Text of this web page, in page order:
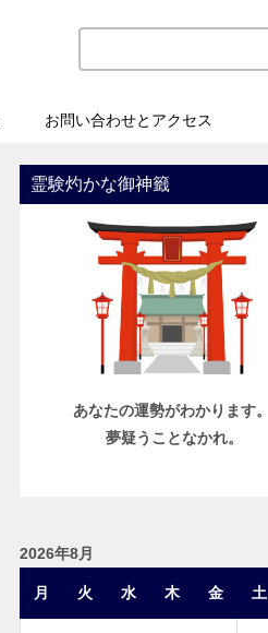
お問い合わせとアクセス
霊験灼かな御神籤
あなたの運勢がわかります。
夢疑うことなかれ。
2026年8月
月 火 水 木 金 土